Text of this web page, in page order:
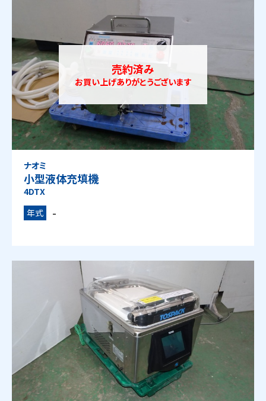
売約済み
お買い上げありがとうございます
ナオミ
小型液体充填機
4DTX
年式
-